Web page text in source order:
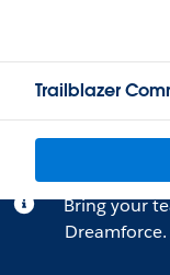
Trailblazer
Bring your
Dreamforce.